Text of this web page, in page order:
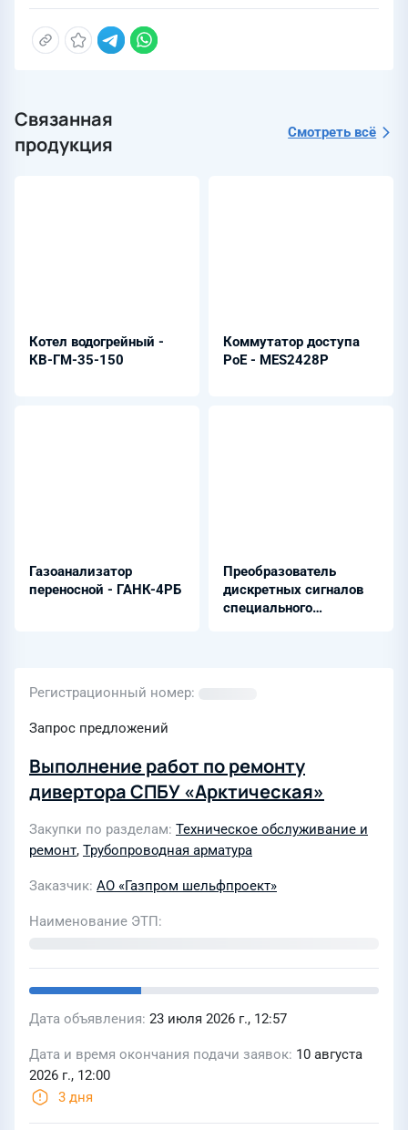
Связанная
продукция
Смотреть всё
Котел водогрейный -
КВ-ГМ-35-150
Коммутатор доступа
PoE - MES2428P
Газоанализатор
переносной - ГАНК-4РБ
Преобразователь
дискретных сигналов
специального
Регистрационный номер
Запрос предложений
Выполнение работ по ремонту
дивертора СПБУ «Арктическая»
Закупки по разделам Техническое обслуживание и
ремонт, Трубопроводная арматура
Заказчик АО «Газпром шельфпроект»
Наименование ЭТП
Дата объявления 23 июля 2026 г., 12:57
Дата и время окончания подачи заявок 10 августа
2026 г., 12:00
3 дня